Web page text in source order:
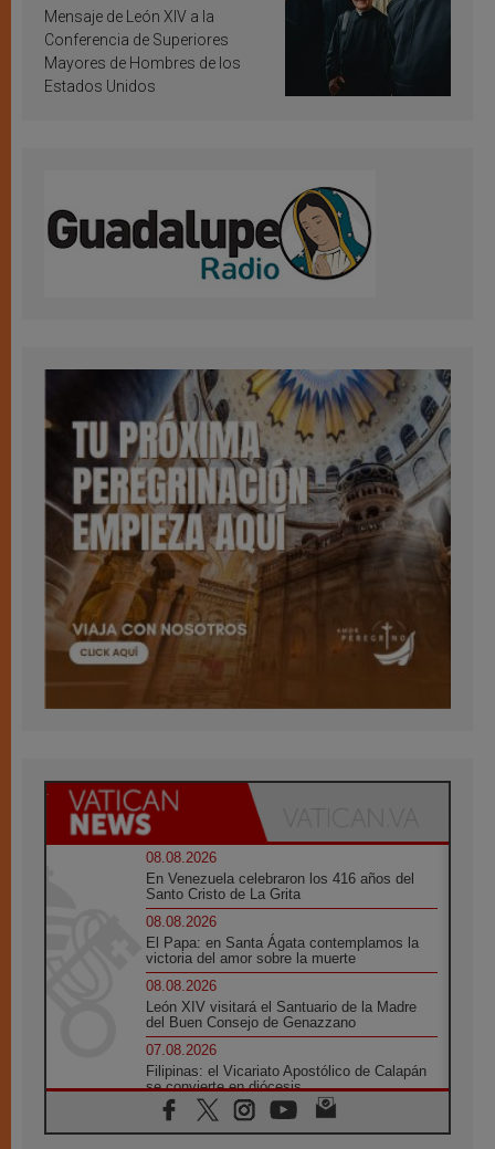
inspiración y santificación
Mensaje de León XIV a la
Conferencia de Superiores
Mayores de Hombres de los
Estados Unidos
08.08.2026
En Venezuela celebraron los 416 años del
Santo Cristo de La Grita
08.08.2026
El Papa: en Santa Ágata contemplamos la
victoria del amor sobre la muerte
08.08.2026
León XIV visitará el Santuario de la Madre
del Buen Consejo de Genazzano
07.08.2026
Filipinas: el Vicariato Apostólico de Calapán
se convierte en diócesis
07.08.2026
Honduras: Los desplazados invisibles de una